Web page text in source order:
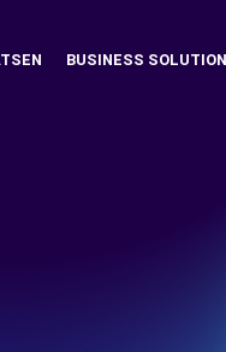
BUSINESS